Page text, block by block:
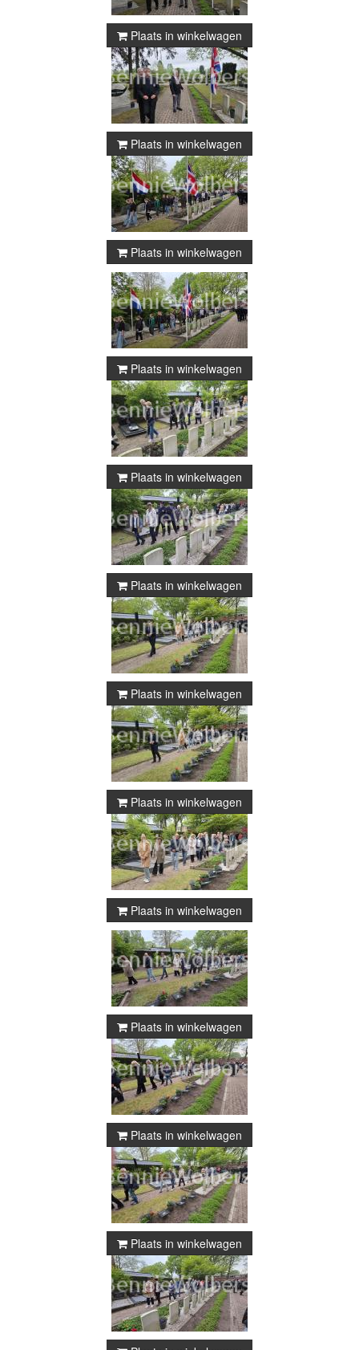
Plaats in winkelwagen
Plaats in winkelwagen
Plaats in winkelwagen
Plaats in winkelwagen
Plaats in winkelwagen
Plaats in winkelwagen
Plaats in winkelwagen
Plaats in winkelwagen
Plaats in winkelwagen
Plaats in winkelwagen
Plaats in winkelwagen
Plaats in winkelwagen